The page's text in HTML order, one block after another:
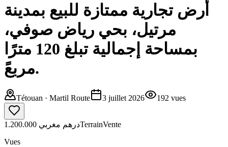
أرض تجارية ممتازة للبيع بمدينة
مرتيل، بحي رياض صوفي،
بمساحة إجمالية تبلغ 120 مترًا
مربعً.
Tétouan · Martil Route 3 juillet 2026 192 vues
1.200.000 درهم مغربيTerrainVente
Vues